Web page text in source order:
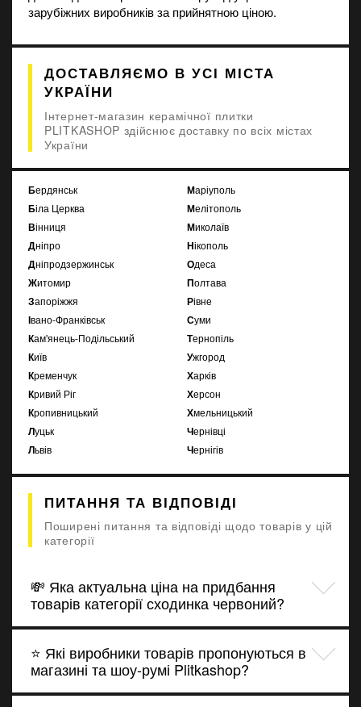
зарубіжних виробників за прийнятною ціною.
ДОСТАВЛЯЄМО В УСІ МІСТА
УКРАЇНИ
Інтернет-магазин керамічної плитки
PLITKASHOP здійснює доставку по всіх містах
України
Бердянськ
Біла Церква
Вінниця
Дніпро
Дніпродзержинськ
Житомир
Запоріжжя
Івано-Франківськ
Кам'янець-Подільський
Київ
Кременчук
Кривий Ріг
Кропивницький
Луцьк
Львів
Маріуполь
Мелітополь
Миколаїв
Нікополь
Одеса
Полтава
Рівне
Суми
Тернопіль
Ужгород
Харків
Херсон
Хмельницький
Чернівці
Чернігів
ПИТАННЯ ТА ВІДПОВІДІ
Поширені питання та відповіді щодо товарів у цій
категорії
💸 Яка актуальна ціна на придбання
товарів категорії сходинка червоний?
⭐ Які виробники товарів пропонуються в
магазині та шоу-румі Plitkashop?